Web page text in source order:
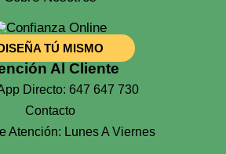
TÚ MISMO
Al Cliente
Directo: 647 647 730
Contacto
Atención: Lunes A Viernes